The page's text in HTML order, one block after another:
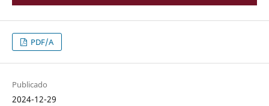
PDF/A
Publicado
2024-12-29